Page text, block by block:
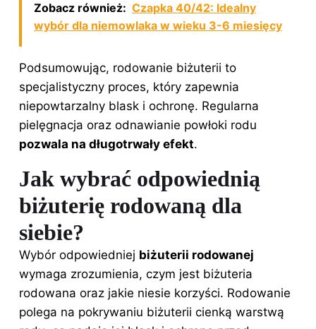
Zobacz również: Czapka 40/42: Idealny
wybór dla niemowlaka w wieku 3-6 miesięcy
Podsumowując, rodowanie biżuterii to
specjalistyczny proces, który zapewnia
niepowtarzalny blask i ochronę. Regularna
pielęgnacja oraz odnawianie powłoki rodu
pozwala na długotrwały efekt.
Jak wybrać odpowiednią
biżuterię rodowaną dla
siebie?
Wybór odpowiedniej biżuterii rodowanej
wymaga zrozumienia, czym jest biżuteria
rodowana oraz jakie niesie korzyści. Rodowanie
polega na pokrywaniu biżuterii cienką warstwą